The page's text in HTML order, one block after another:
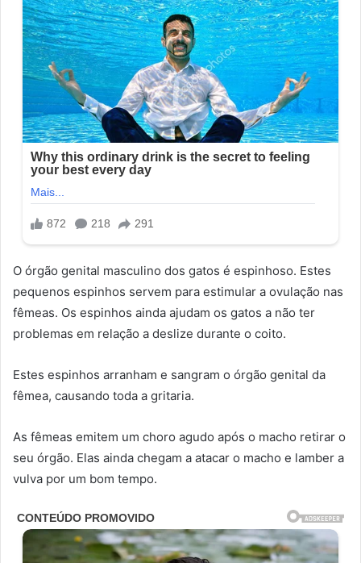
O órgão genital masculino dos gatos é espinhoso. Estes
pequenos espinhos servem para estimular a ovulação nas
fêmeas. Os espinhos ainda ajudam os gatos a não ter
problemas em relação a deslize durante o coito.
Estes espinhos arranham e sangram o órgão genital da
fêmea, causando toda a gritaria.
As fêmeas emitem um choro agudo após o macho retirar o
seu órgão. Elas ainda chegam a atacar o macho e lamber a
vulva por um bom tempo.